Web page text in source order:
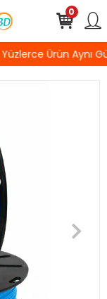
Yüzlerce Ürün Aynı
0